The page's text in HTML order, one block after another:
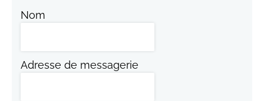
Nom
Adresse de messagerie